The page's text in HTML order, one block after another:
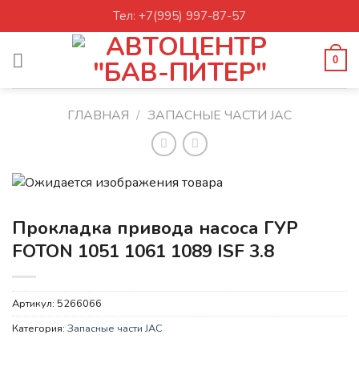
to
Тел: +7(995) 997-87-57
0
ГЛАВНАЯ / ЗАПАСНЫЕ ЧАСТИ JAC
Прокладка привода насоса ГУР
FOTON 1051 1061 1089 ISF 3.8
Артикул: 5266066
Категория: Запасные части JAC